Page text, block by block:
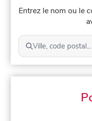
Entrez le nom ou le
Ville, code postal...